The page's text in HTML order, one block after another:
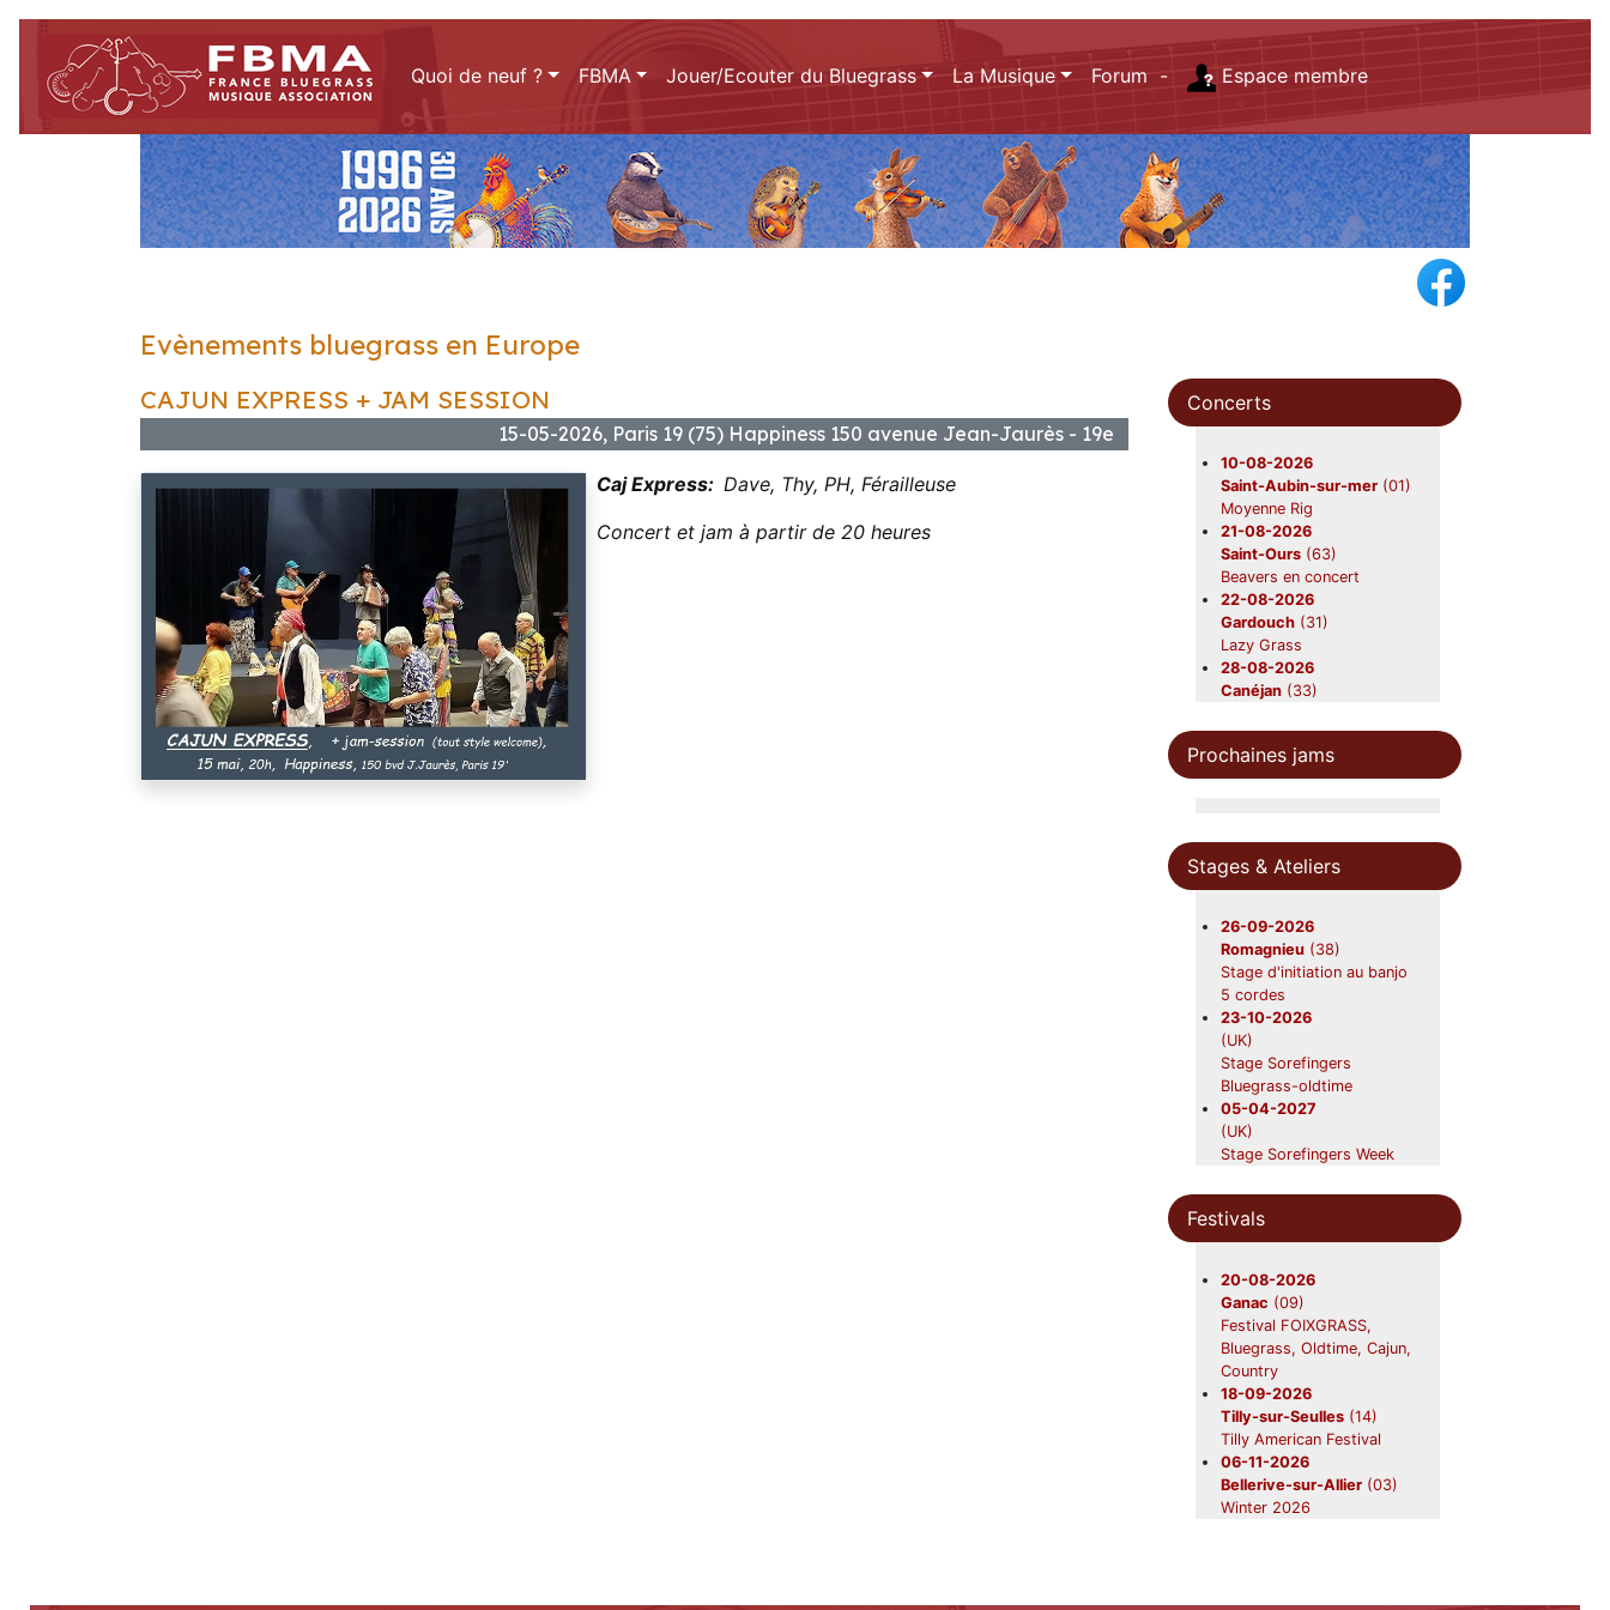
Quoi de neuf ? FBMA Jouer/Ecouter du Bluegrass La Musique Forum - Espace membre
Evènements bluegrass en Europe
CAJUN EXPRESS + JAM SESSION
15-05-2026, Paris 19 (75) Happiness 150 avenue Jean-Jaurès - 19e
Caj Express: Dave, Thy, PH, Férailleuse
Concert et jam à partir de 20 heures
Concerts
10-08-2026
Saint-Aubin-sur-mer (01)
Moyenne Rig
21-08-2026
Saint-Ours (63)
Beavers en concert
22-08-2026
Gardouch (31)
Lazy Grass
28-08-2026
Canéjan (33)
12-09-2026
Nerac(47)
Beavers
31-10-2026
Châtres-sur-Cher(41)
Beavers en concert
28-11-2026
Saint-Symphorien
(33)
Beavers en concert
Prochaines jams
Stages & Ateliers
26-09-2026
Romagnieu (38)
Stage d'initiation au banjo
5 cordes
23-10-2026
(UK)
Stage Sorefingers
Bluegrass-oldtime
05-04-2027
(UK)
Stage Sorefingers Week
Festivals
20-08-2026
Ganac (09)
Festival FOIXGRASS,
Bluegrass, Oldtime, Cajun,
Country
18-09-2026
Tilly-sur-Seulles (14)
Tilly American Festival
06-11-2026
Bellerive-sur-Allier (03)
Winter 2026